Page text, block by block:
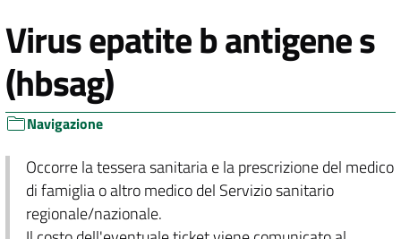
Virus epatite b antigene s
(hbsag)
Navigazione
Occorre la tessera sanitaria e la prescrizione del medico
di famiglia o altro medico del Servizio sanitario
regionale/nazionale.